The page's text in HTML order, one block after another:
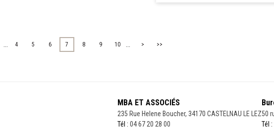
... 4 5 6 7 8 9 10 ... > >>
MBA ET ASSOCIÉS
235 Rue Helene Boucher, 34170 CASTELNAU LE LEZ
Tél : 04 67 20 28 00
50
Tél :